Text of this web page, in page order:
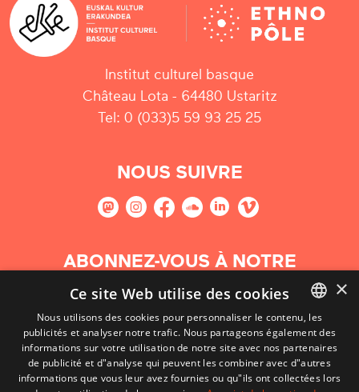
Institut culturel basque
Château Lota - 64480 Ustaritz
Tel: 0 (033)5 59 93 25 25
NOUS SUIVRE
ABONNEZ-VOUS À NOTRE
NEWSLETTER
S'abonner
BASQUE
FRENCH
×
Ce site Web utilise des cookies
Nous utilisons des cookies pour personnaliser le contenu, les
publicités et analyser notre trafic. Nous partageons également des
informations sur votre utilisation de notre site avec nos partenaires
de publicité et d"analyse qui peuvent les combiner avec d"autres
informations que vous leur avez fournies ou qu"ils ont collectées lors